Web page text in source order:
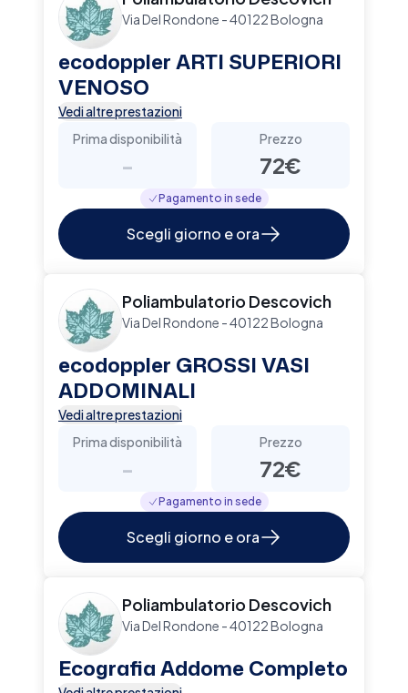
Via Del Rondone - 40122 Bologna
ecodoppler ARTI SUPERIORI
VENOSO
Vedi altre prestazioni
Prima disponibilità
-
Prezzo
72€
Pagamento in sede
Scegli giorno e ora
Poliambulatorio Descovich
Via Del Rondone - 40122 Bologna
ecodoppler GROSSI VASI
ADDOMINALI
Vedi altre prestazioni
Prima disponibilità
-
Prezzo
72€
Pagamento in sede
Scegli giorno e ora
Poliambulatorio Descovich
Via Del Rondone - 40122 Bologna
Ecografia Addome Completo